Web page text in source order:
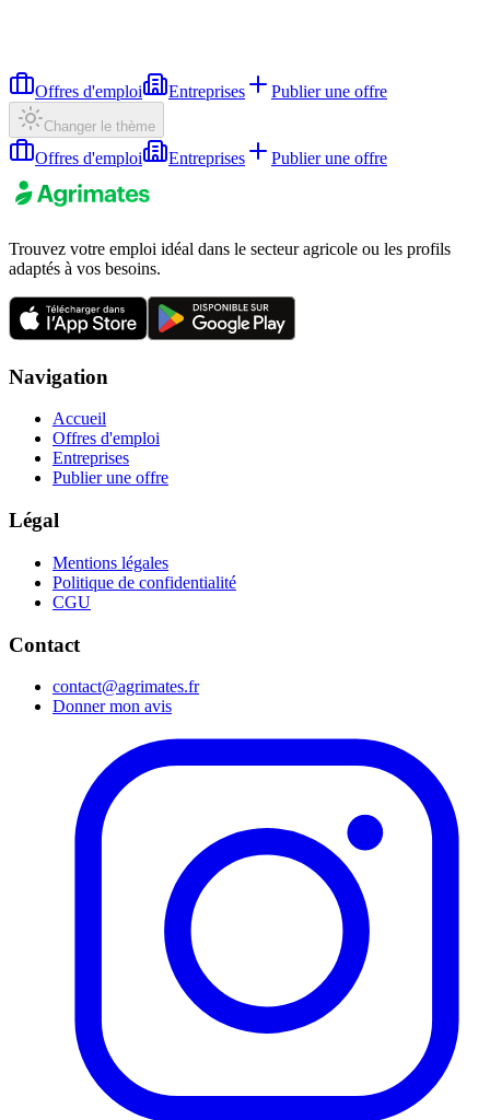
Offres d'emploi Entreprises Publier une offre
Changer le thème
Offres d'emploi Entreprises Publier une offre
Trouvez votre emploi idéal dans le secteur agricole ou les profils
adaptés à vos besoins.
Navigation
Accueil
Offres d'emploi
Entreprises
Publier une offre
Légal
Mentions légales
Politique de confidentialité
CGU
Contact
contact@agrimates.fr
Donner mon avis